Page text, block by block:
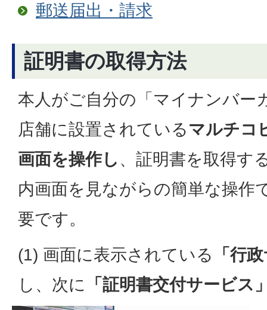
郵送届出・請求
証明書の取得方法
本人がご自分の「マイナンバー
店舗に設置されているマルチコ
画面を操作し 、証明書を取得す
内画面を見ながらの簡単な操作
要です。
(1) 画面に表示されている
「行
し、次に
「証明書交付サービス